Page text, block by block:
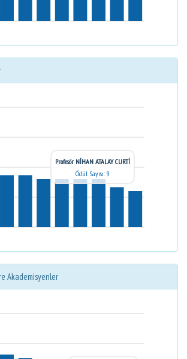
Profesör NİHAN ATALAY CURTİ
Ödül Sayısı: 9
Akademisyenler